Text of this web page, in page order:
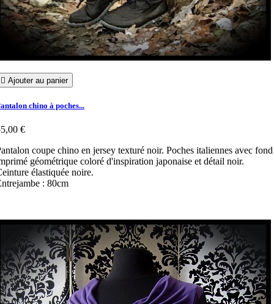
 Ajouter au panier
chino à poches...
€
coupe chino en jersey texturé noir. Poches italiennes avec fond
géométrique coloré d'inspiration japonaise et détail noir.
élastiquée noire.
: 80cm